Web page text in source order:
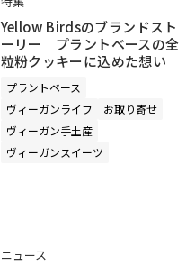
Yellow Birdsのブランドスト
ーリー｜プラントベースの全
粒粉クッキーに込めた想い
プラントベース
ヴィーガンライフ
お取り寄せ
ヴィーガン手土産
ヴィーガンスイーツ
ニュース